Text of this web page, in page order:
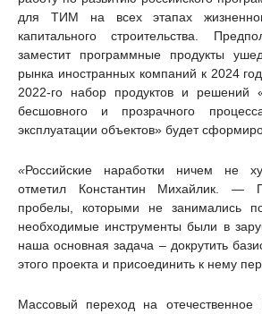
для ТИМ на всех этапах
капитального строительства.
заместит программные продукты
рынка иностранных компаний к 2024
2022-го набор продуктов и решений
бесшовного и прозрачного
эксплуатации объектов» будет
«Российские наработки ничем не
отметил Константин Михайлик. —
пробелы, которыми не занимались
необходимые инструменты были в
наша основная задача – докрутить
этого проекта и присоединить к нему
Массовый переход на